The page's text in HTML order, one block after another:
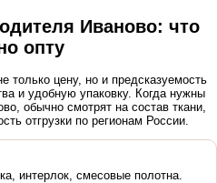
Иваново: что
опту
только цену, но и предсказуемость
и удобную упаковку. Когда нужны
, обычно смотрят на состав ткани,
отгрузки по регионам России.
интерлок, смесовые полотна.